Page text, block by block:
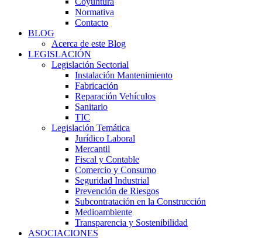
Normativa
Contacto
BLOG
Acerca de este Blog
LEGISLACIÓN
Legislación Sectorial
Instalación Mantenimiento
Fabricación
Reparación Vehículos
Sanitario
TIC
Legislación Temática
Jurídico Laboral
Mercantil
Fiscal y Contable
Comercio y Consumo
Seguridad Industrial
Prevención de Riesgos
Subcontratación en la Construcción
Medioambiente
Transparencia y Sostenibilidad
ASOCIACIONES